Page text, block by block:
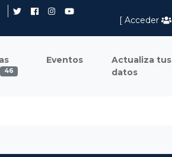
[ Acceder
46
Eventos
Actualiza tus
datos